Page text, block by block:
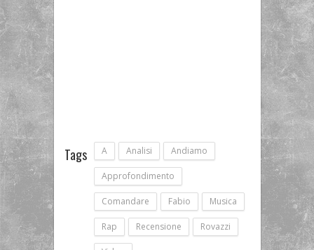
Tags A Analisi Andiamo
Approfondimento
Comandare Fabio Musica
Rap Recensione Rovazzi